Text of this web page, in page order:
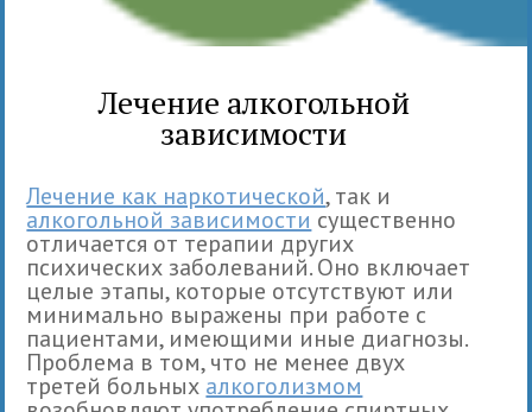
Лечение алкогольной
зависимости
Лечение как наркотической, так и
алкогольной зависимости существенно
отличается от терапии других
психических заболеваний. Оно включает
целые этапы, которые отсутствуют или
минимально выражены при работе с
пациентами, имеющими иные диагнозы.
Проблема в том, что не менее двух
третей больных алкоголизмом